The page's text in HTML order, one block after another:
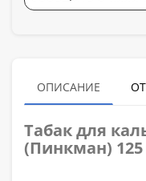
ОПИСАНИЕ
Табак для
(Пинкман)